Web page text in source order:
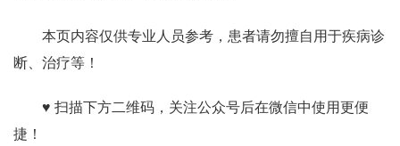
本页内容仅供专业人员参考，患者请勿擅自用于疾病诊
断、治疗等！
♥ 扫描下方二维码，关注公众号后在微信中使用更便
捷！